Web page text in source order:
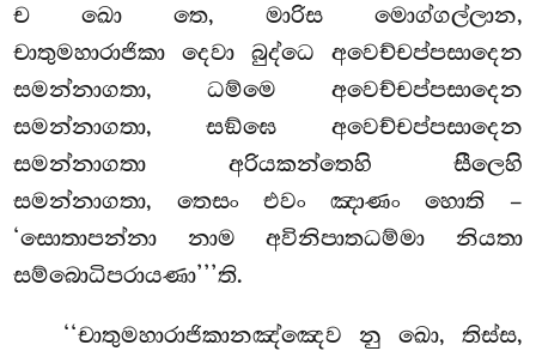
ච ඛො තෙ, මාරිස මොග්ගල්ලාන,
චාතුමහාරාජිකා දෙවා බුද්ධෙ අවෙච්චප්පසාදෙන
සමන්නාගතා, ධම්මෙ අවෙච්චප්පසාදෙන
සමන්නාගතා, සඞ්ඝෙ අවෙච්චප්පසාදෙන
සමන්නාගතා අරියකන්තෙහි සීලෙහි
සමන්නාගතා, තෙසං එවං ඤාණං හොති –
‘සොතාපන්නා නාම අවිනිපාතධම්මා නියතා
සම්බොධිපරායණා’’’ති.
‘‘චාතුමහාරාජිකානඤ්ඤෙව නු ඛො, තිස්ස,